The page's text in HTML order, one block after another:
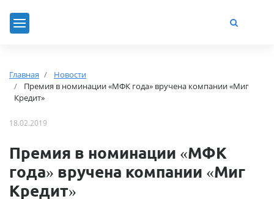
Главная
Новости
Премия в номинации «МФК года» вручена компании «Миг
Кредит»
18.02.2019
Премия в номинации «МФК
года» вручена компании «Миг
Кредит»